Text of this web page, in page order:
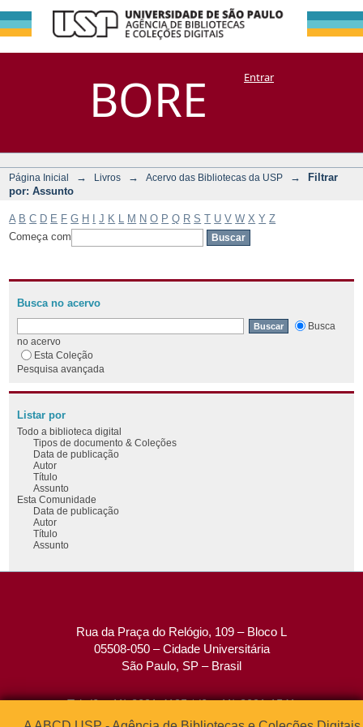
BORE
Filtrar por:
Assunto
DSpace/Manakin + CoriscoEntrar
Página Inicial → Livros → Acervo das Bibliotecas da USP →
Filtrar
por: Assunto
A B C D E F G H J K M N O P Q R S T U V W X Y Z
Começa com
Busca no acervo
Busca
no acervo
Esta Coleção
Pesquisa avançada
Listar por
Todo a biblioteca digital
Tipos de documento & Coleções
Data de publicação
Autor
Título
Assunto
Esta Comunidade
Data de publicação
Autor
Título
Assunto
Rua da Praça do Relógio, 109 – Bloco L
05508-050 – Cidade Universitária
São Paulo, SP – Brasil
Tel: (0xx11) 3091-4195 / (0xx11) 3091-1541
Fax: (0xx11) 3091-1567